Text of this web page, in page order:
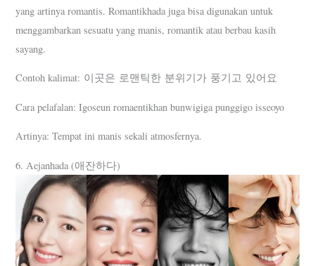
yang artinya romantis. Romantikhada juga bisa digunakan untuk
menggambarkan sesuatu yang manis, romantik atau berbau kasih
sayang.
Contoh kalimat: 이곳은 로맨틱한 분위기가 풍기고 있어요
Cara pelafalan: Igoseun romaentikhan bunwigiga punggigo isseoyo
Artinya: Tempat ini manis sekali atmosfernya.
6. Aejanhada (애잔하다)